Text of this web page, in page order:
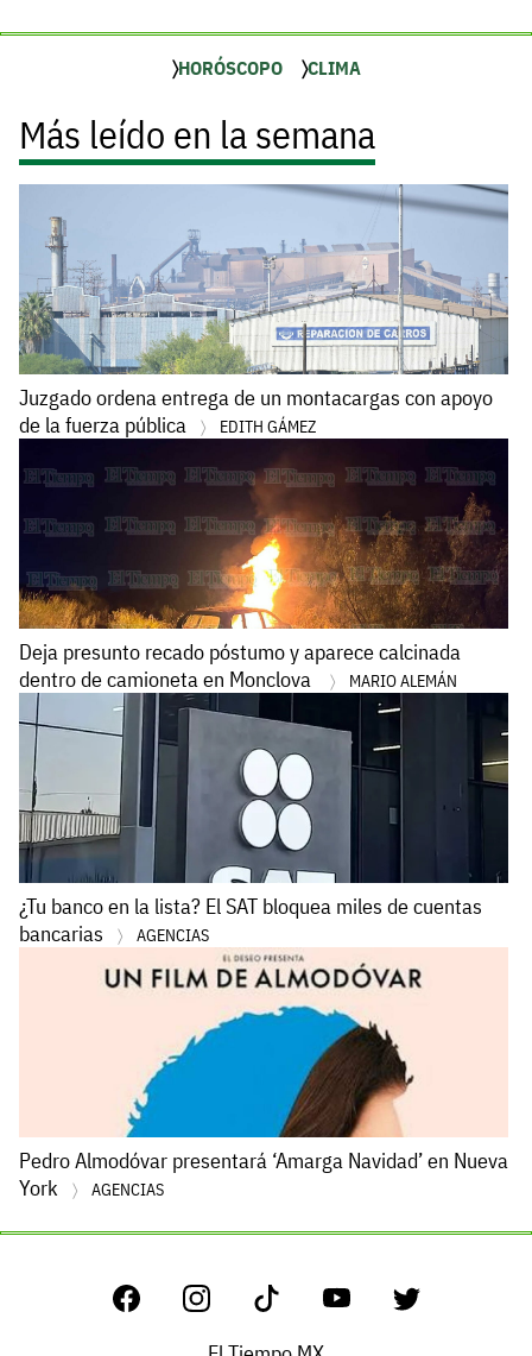
HORÓSCOPO CLIMA
Más leído en la semana
Juzgado ordena entrega de un montacargas con apoyo
de la fuerza pública
EDITH GÁMEZ
Deja presunto recado póstumo y aparece calcinada
dentro de camioneta en Monclova
MARIO ALEMÁN
¿Tu banco en la lista? El SAT bloquea miles de cuentas
bancarias
AGENCIAS
Pedro Almodóvar presentará ‘Amarga Navidad’ en Nueva
York
AGENCIAS